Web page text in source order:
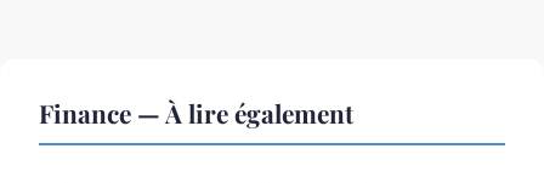
Finance — À lire également